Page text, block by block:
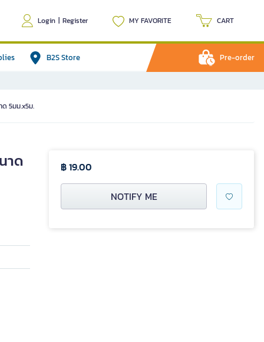
Login | Register MY FAVORITE CART
B2S Store Pre-order
ด 5มม.x5ม.
าด
฿ 19.00
NOTIFY ME